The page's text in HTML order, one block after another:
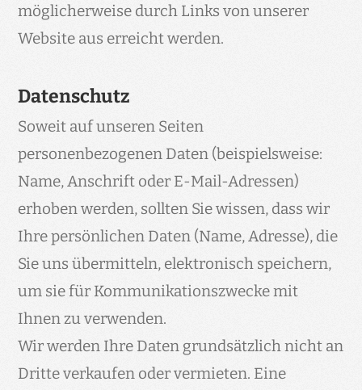
möglicherweise durch Links von unserer
Website aus erreicht werden.
Datenschutz
Soweit auf unseren Seiten
personenbezogenen Daten (beispielsweise:
Name, Anschrift oder E-Mail-Adressen)
erhoben werden, sollten Sie wissen, dass wir
Ihre persönlichen Daten (Name, Adresse), die
Sie uns übermitteln, elektronisch speichern,
um sie für Kommunikationszwecke mit
Ihnen zu verwenden.
Wir werden Ihre Daten grundsätzlich nicht an
Dritte verkaufen oder vermieten. Eine